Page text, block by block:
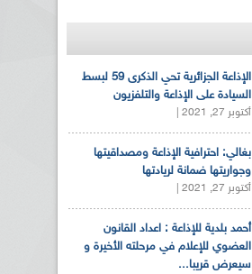
الإذاعة الجزائرية تحي الذكرى 59 لبسط
السيادة على الإذاعة والتلفزيون
أكتوبر 27, 2021 |
بغالي: احترافية الإذاعة ومصداقيتها
وجواريتها ضمانة لريادتها
أكتوبر 27, 2021 |
أحمد بلدية للإذاعة : اعداد القانون
العضوي للإعلام في مرحلته الأخيرة و
سيعرض قريبا...